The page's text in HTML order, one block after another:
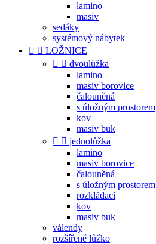
lamino
masiv
sedáky
systémový nábytek
  LOŽNICE
  dvoulůžka
lamino
masiv borovice
čalouněná
s úložným prostorem
kov
masiv buk
  jednolůžka
lamino
masiv borovice
čalouněná
s úložným prostorem
rozkládací
kov
masiv buk
válendy
rozšířené lůžko